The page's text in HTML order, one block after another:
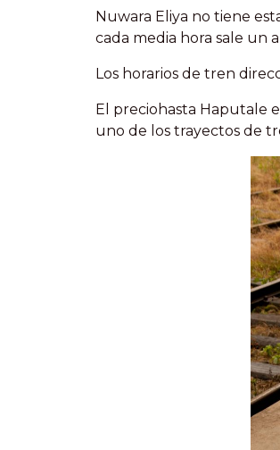
Nuwara Eliya no tiene
cada media hora sale un
Los horarios de tren
El preciohasta Haputale
uno de los trayectos de